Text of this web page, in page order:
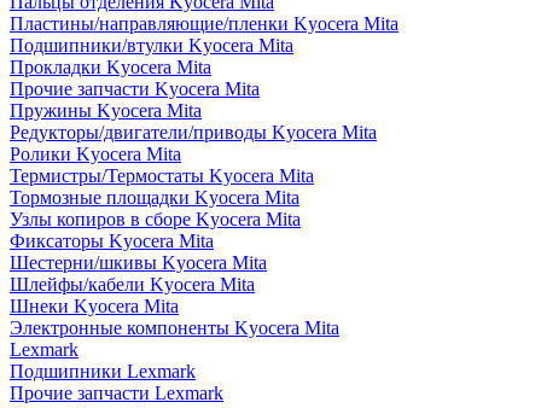
Пластины/направляющие/пленки Kyocera Mita
Подшипники/втулки Kyocera Mita
Прокладки Kyocera Mita
Прочие запчасти Kyocera Mita
Пружины Kyocera Mita
Редукторы/двигатели/приводы Kyocera Mita
Ролики Kyocera Mita
Термистры/Термостаты Kyocera Mita
Тормозные площадки Kyocera Mita
Узлы копиров в сборе Kyocera Mita
Фиксаторы Kyocera Mita
Шестерни/шкивы Kyocera Mita
Шлейфы/кабели Kyocera Mita
Шнеки Kyocera Mita
Электронные компоненты Kyocera Mita
Lexmark
Подшипники Lexmark
Прочие запчасти Lexmark